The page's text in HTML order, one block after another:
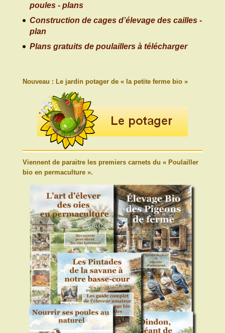
poules - plans
Construction de cages d’élevage des cailles -
plan
Plans gratuits de poulaillers à télécharger
Nouveau : Le jardin potager de « la petite ferme bio »
Viennent de paraitre les premiers carnets du « Poulailler
bio en permaculture ».